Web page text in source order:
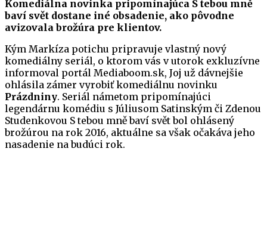
Komediálna novinka pripomínajúca S tebou mně
baví svět dostane iné obsadenie, ako pôvodne
avizovala brožúra pre klientov.
Kým Markíza potichu pripravuje vlastný nový
komediálny seriál, o ktorom vás v utorok exkluzívne
informoval portál Mediaboom.sk, Joj už dávnejšie
ohlásila zámer vyrobiť komediálnu novinku
Prázdniny. Seriál námetom pripomínajúci
legendárnu komédiu s Júliusom Satinským či Zdenou
Studenkovou S tebou mně baví svět bol ohlásený
brožúrou na rok 2016, aktuálne sa však očakáva jeho
nasadenie na budúci rok.